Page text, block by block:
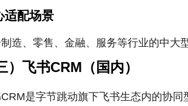
适配场景
造、零售、金融、服务等行业的中大
）飞书CRM（国内）
CRM是字节跳动旗下飞书生态内的协